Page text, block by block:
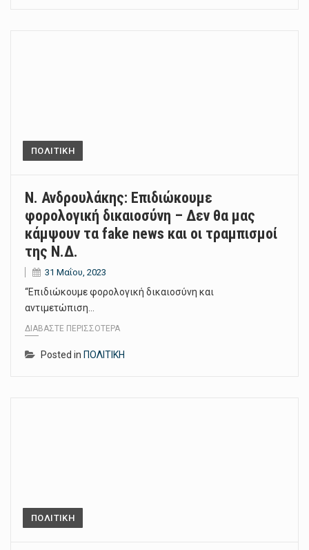
ΠΟΛΙΤΙΚΗ
Ν. Ανδρουλάκης: Επιδιώκουμε
φορολογική δικαιοσύνη – Δεν θα μας
κάμψουν τα fake news και οι τραμπισμοί
της Ν.Δ.
31 Μαΐου, 2023
“Επιδιώκουμε φορολογική δικαιοσύνη και
αντιμετώπιση…
ΔΙΑΒΆΣΤΕ ΠΕΡΙΣΣΌΤΕΡΑ
Posted in ΠΟΛΙΤΙΚΗ
ΠΟΛΙΤΙΚΗ